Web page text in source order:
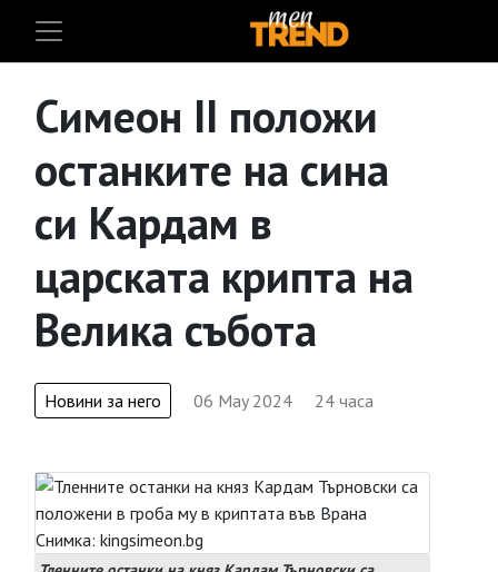
Симеон II положи
останките на сина
си Кардам в
царската крипта на
Велика събота
Новини за него 06 May 2024 24 часа